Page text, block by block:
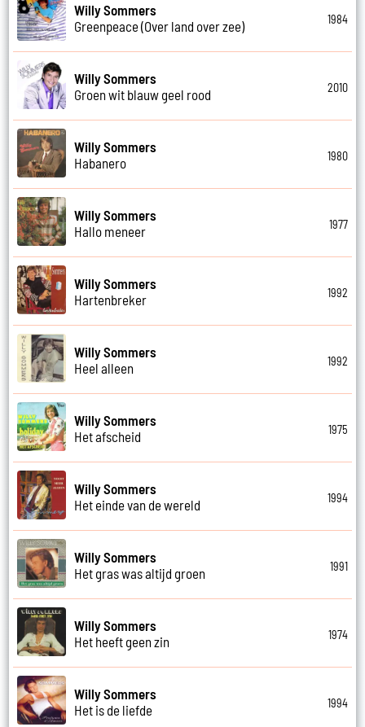
Willy Sommers
Greenpeace (Over land over zee)
1984
Willy Sommers
Groen wit blauw geel rood
2010
Willy Sommers
Habanero
1980
Willy Sommers
Hallo meneer
1977
Willy Sommers
Hartenbreker
1992
Willy Sommers
Heel alleen
1992
Willy Sommers
Het afscheid
1975
Willy Sommers
Het einde van de wereld
1994
Willy Sommers
Het gras was altijd groen
1991
Willy Sommers
Het heeft geen zin
1974
Willy Sommers
Het is de liefde
1994